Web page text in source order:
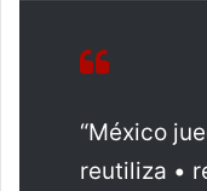
“México
reutiliza •